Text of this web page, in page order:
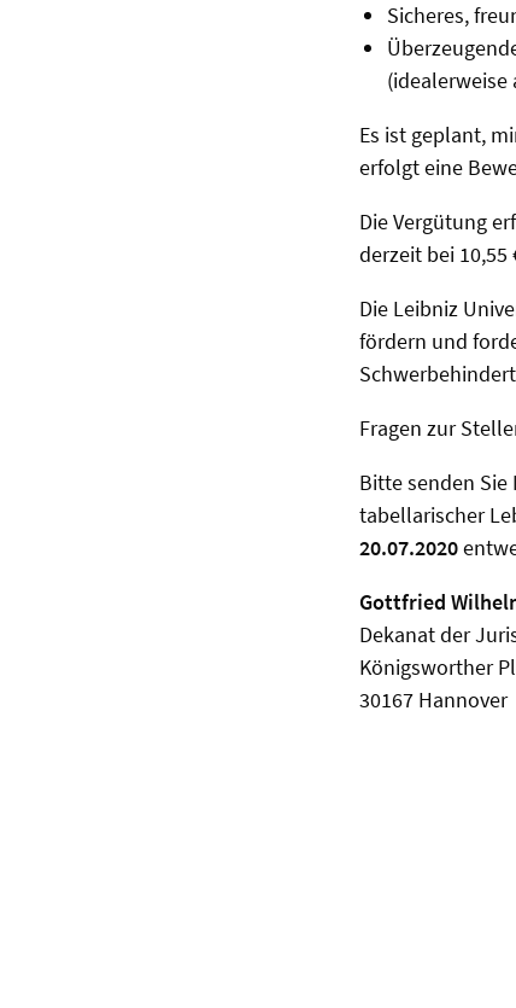
Sicheres,
(idealerweise
Es ist geplant,
erfolgt eine
Die Vergütung
derzeit bei 10,55
Die Leibniz
fördern und
Fragen zur
Bitte senden
tabellarischer
20.07.2020
Gottfried
Dekanat der
Königsworther
30167 Hannover